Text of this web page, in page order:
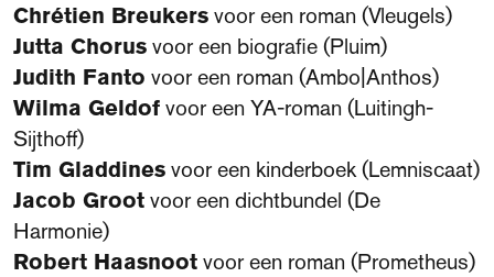
Chrétien Breukersvoor een roman (Vleugels)
Jutta Chorusvoor een biografie (Pluim)
Judith Fanto voor een roman (Ambo|Anthos)
Wilma Geldofvoor een YA-roman (Luitingh-
Sijthoff)
Tim Gladdinesvoor een kinderboek (Lemniscaat)
Jacob Grootvoor een dichtbundel (De
Harmonie)
Robert Haasnootvoor een roman (Prometheus)